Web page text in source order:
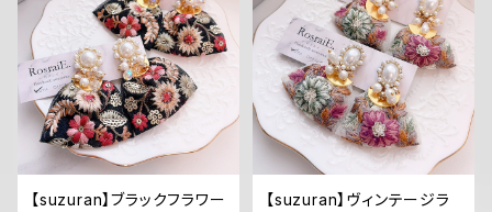
【suzuran】ブラックフラワー
【suzuran】ヴィンテージラ